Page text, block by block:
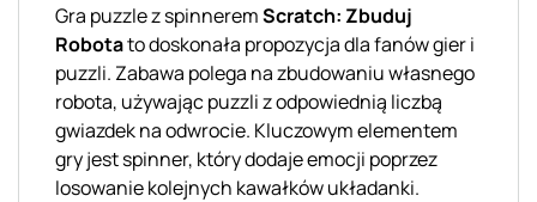
Gra puzzle z spinneremScratch: Zbuduj
Robotato doskonała propozycja dla fanów gier i
puzzli. Zabawa polega na zbudowaniu własnego
robota, używając puzzli z odpowiednią liczbą
gwiazdek na odwrocie. Kluczowym elementem
gry jest spinner, który dodaje emocji poprzez
losowanie kolejnych kawałków układanki.